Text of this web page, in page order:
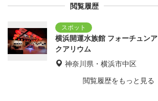
閲覧履歴
横浜開運水族館 フォーチュンア
クアリウム
神奈川県・横浜市中区
閲覧履歴をもっと見る